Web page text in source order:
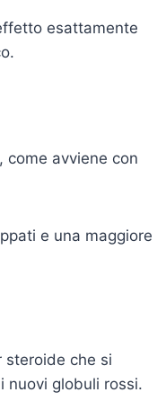
esattamente
come avviene con
e una maggiore
steroide che si
nuovi globuli rossi.